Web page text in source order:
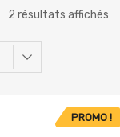
2 résultats affichés
PROMO !